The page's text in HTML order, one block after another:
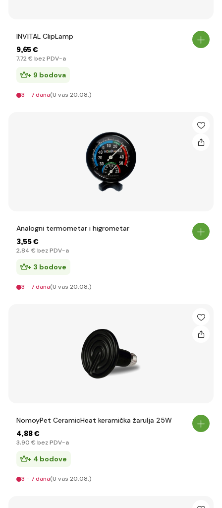
INVITAL ClipLamp
9,65 €
7,72 € bez PDV-a
+ 9 bodova
3 - 7 dana(U vas 20.08.)
Analogni termometar i higrometar
3,55 €
2,84 € bez PDV-a
+ 3 bodove
3 - 7 dana(U vas 20.08.)
NomoyPet CeramicHeat keramička žarulja 25W
4,88 €
3,90 € bez PDV-a
+ 4 bodove
3 - 7 dana(U vas 20.08.)